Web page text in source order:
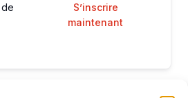
de
S’inscrire
maintenant